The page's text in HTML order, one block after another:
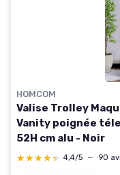
HOMCOM
Valise Trolley
Vanity poignée
52H cm alu - Noir
★★★★★
★★★★★ 4,4/5 — 90